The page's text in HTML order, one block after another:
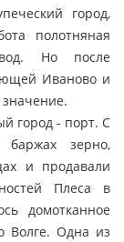
город,
полотняная
Но после
Иваново и
значение.
город - порт. С
зерно,
и продавали
Плеса в
домотканное
Волге. Одна из